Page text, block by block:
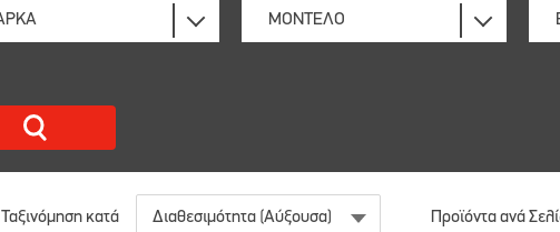
Ταξινόμηση κατά Προϊόντα ανά